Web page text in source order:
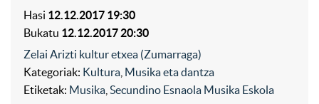
Hasi 12.12.2017 19:30
Bukatu 12.12.2017 20:30
Zelai Arizti kultur etxea (Zumarraga)
Kategoriak: Kultura Musika eta dantza
Etiketak: Musika Secundino Esnaola Musika Eskola